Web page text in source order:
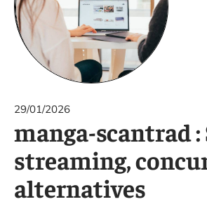
29/01/2026
manga-scantrad :
streaming,
alternatives